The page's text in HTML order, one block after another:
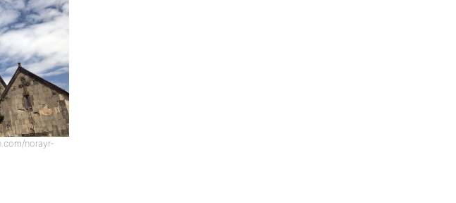
norayr-